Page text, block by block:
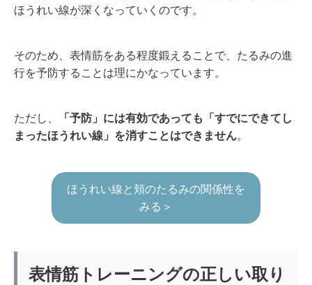
ほうれい線が深くなっていくのです。
そのため、表情筋をある程度鍛えることで、たるみの進
行を予防することは理にかなっています。
ただし、
「予防」には有効であっても「すでにできてし
まったほうれい線」を消すことはできません。
ほうれい線と頬のたるみの関係性を
みる＞
表情筋トレーニングの正しい取り